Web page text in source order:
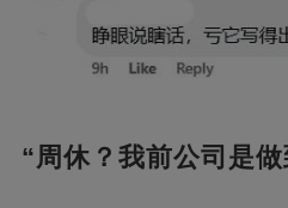
“周休？我前公司是